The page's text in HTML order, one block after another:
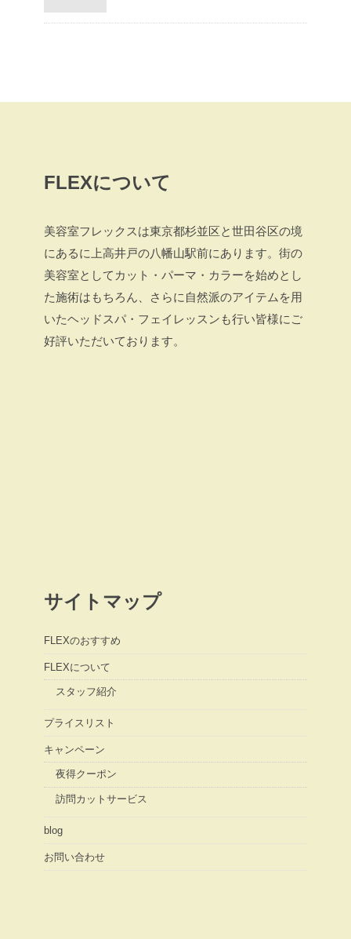
FLEXについて
美容室フレックスは東京都杉並区と世田谷区の境
にあるに上高井戸の八幡山駅前にあります。街の
美容室としてカット・パーマ・カラーを始めとし
た施術はもちろん、さらに自然派のアイテムを用
いたヘッドスパ・フェイレッスンも行い皆様にご
好評いただいております。
サイトマップ
FLEXのおすすめ
FLEXについて
スタッフ紹介
プライスリスト
キャンペーン
夜得クーポン
訪問カットサービス
blog
お問い合わせ